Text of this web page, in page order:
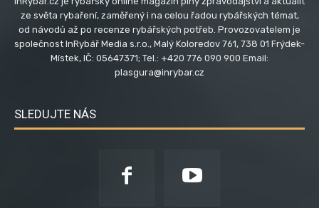
ze světa rybaření, zaměřený i na celou řadou rybářských témat,
od návodů až po recenze rybářských potřeb. Provozovatelem je
společnost InRybář Media s.r.o., Malý Koloredov 761, 738 01 Frýdek-
Místek, IČ: 05647371; Tel.: +420 776 090 900 Email:
plasgura@inrybar.cz
SLEDUJTE NÁS